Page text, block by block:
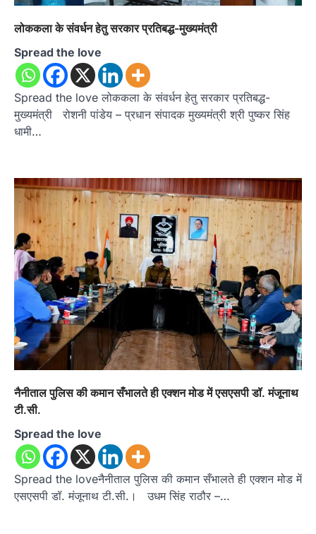
लोककला के संवर्धन हेतु सरकार प्रतिबद्ध-मुख्यमंत्री
Spread the love
Spread the love लोककला के संवर्धन हेतु सरकार प्रतिबद्ध-
मुख्यमंत्री रोशनी पांडेय – प्रधान संपादक मुख्यमंत्री श्री पुष्कर सिंह
धामी…
नैनीताल पुलिस की कमान सँभालते ही एक्शन मोड में एसएसपी डॉ. मंजूनाथ
टी.सी.
Spread the love
Spread the loveनैनीताल पुलिस की कमान सँभालते ही एक्शन मोड में
एसएसपी डॉ. मंजूनाथ टी.सी.। उधम सिंह राठौर –…